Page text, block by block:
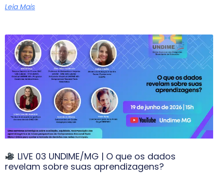
Leia Mais
LIVE 03 UNDIME/MG | O que os dados
revelam sobre suas aprendizagens?